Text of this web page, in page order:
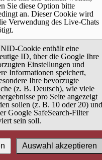
Sie diese Option bitte
an. Dieser Cookie wird
Verwendung des Live-Chats
Cookie enthält eine
ID, über die Google Ihre
Einstellungen und
Informationen speichert,
Ihre bevorzugte
(z. B. Deutsch), wie viele
pro Seite angezeigt
sollen (z. B. 10 oder 20) und
Google SafeSearch-Filter
sein soll.
Auswahl akzeptieren